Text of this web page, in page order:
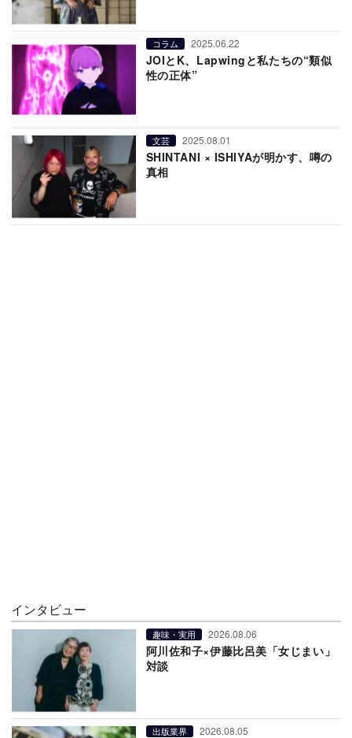
コラム 2025.06.22
JOIとK、Lapwingと私たちの“類似
性の正体”
文芸 2025.08.01
SHINTANI × ISHIYAが明かす、噂の
真相
インタビュー
趣味・実用 2026.08.06
阿川佐和子×伊藤比呂美「女じまい」
対談
出版業界 2026.08.05